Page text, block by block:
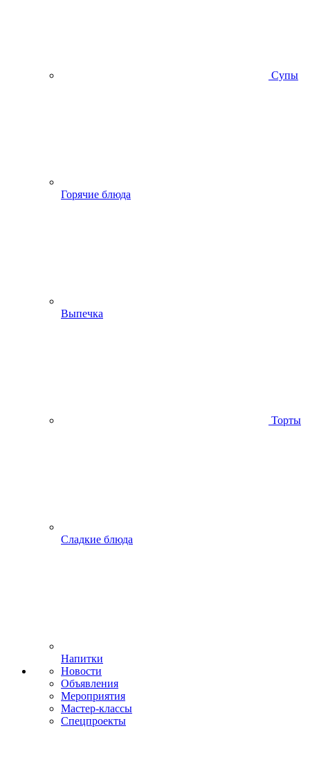
Супы
Горячие блюда
Выпечка
Торты
Сладкие блюда
Напитки
Новости
Объявления
Мероприятия
Мастер-классы
Спецпроекты